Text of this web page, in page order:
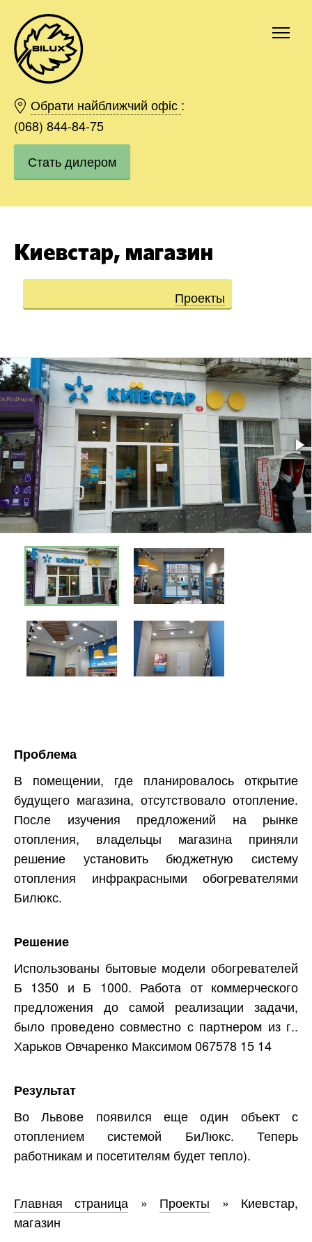
Обрати найближчий офіс :
(068) 844-84-75
Стать дилером
Киевстар, магазин
Проекты
Проблема
В помещении, где планировалось открытие
будущего магазина, отсутствовало отопление.
После изучения предложений на рынке
отопления, владельцы магазина приняли
решение установить бюджетную систему
отопления инфракрасными обогревателями
Билюкс.
Решение
Использованы бытовые модели обогревателей
Б 1350 и Б 1000. Работа от коммерческого
предложения до самой реализации задачи,
было проведено совместно с партнером из г..
Харьков Овчаренко Максимом 067578 15 14
Результат
Во Львове появился еще один объект с
отоплением системой БиЛюкс. Теперь
работникам и посетителям будет тепло).
Главная страница » Проекты » Киевстар,
магазин
Киев
Харьков
Одесса
Днепр
Ивано-Франковск
Винница
Область
Заказать